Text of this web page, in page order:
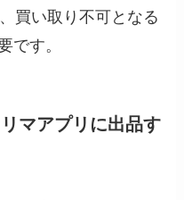
買い取り不可となる
です。
マアプリに出品す